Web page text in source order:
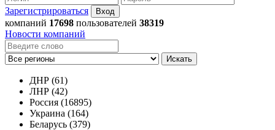
Зарегистрироваться
компаний 17698 пользователей 38319
Новости компаний
Искать
ДНР (61)
ЛНР (42)
Россия (16895)
Украина (164)
Беларусь (379)